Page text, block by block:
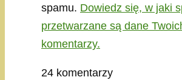
spamu. Dowiedz się, w jaki
przetwarzane są dane
komentarzy.
24 komentarzy